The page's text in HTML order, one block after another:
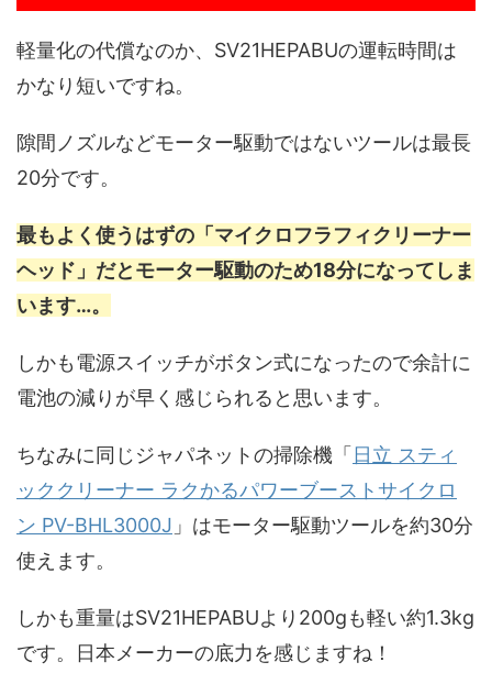
軽量化の代償なのか、SV21HEPABUの運転時間は
かなり短いですね。
隙間ノズルなどモーター駆動ではないツールは最長
20分です。
最もよく使うはずの「マイクロフラフィクリーナー
ヘッド」だとモーター駆動のため18分になってしま
います…。
しかも電源スイッチがボタン式になったので余計に
電池の減りが早く感じられると思います。
ちなみに同じジャパネットの掃除機「 日立 スティ
ッククリーナー ラクかるパワーブーストサイクロ
ン PV-BHL3000J 」はモーター駆動ツールを約30分
使えます。
しかも重量はSV21HEPABUより200gも軽い約1.3kg
です。日本メーカーの底力を感じますね！